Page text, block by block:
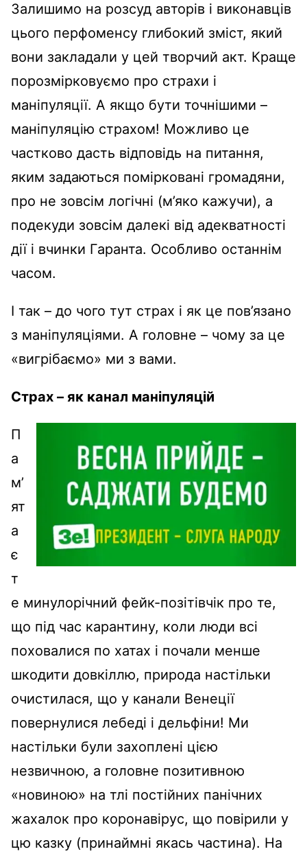
Залишимо на розсуд авторів і виконавців
цього перфоменсу глибокий зміст, який
вони закладали у цей творчий акт. Краще
порозмірковуємо про страхи і
маніпуляції. А якщо бути точнішими –
маніпуляцію страхом! Можливо це
частково дасть відповідь на питання,
яким задаються помірковані громадяни,
про не зовсім логічні (м’яко кажучи), а
подекуди зовсім далекі від адекватності
дії і вчинки Гаранта. Особливо останнім
часом.
І так – до чого тут страх і як це пов’язано
з маніпуляціями. А головне – чому за це
«вигрібаємо» ми з вами.
Страх – як канал маніпуляцій
П
а
м’
ят
а
є
т
е минулорічний фейк-позітівчік про те,
що під час карантину, коли люди всі
поховалися по хатах і почали менше
шкодити довкіллю, природа настільки
очистилася, що у канали Венеції
повернулися лебеді і дельфіни! Ми
настільки були захоплені цією
незвичною, а головне позитивною
«новиною» на тлі постійних панічних
жахалок про коронавірус, що повірили у
цю казку (принаймні якась частина). На